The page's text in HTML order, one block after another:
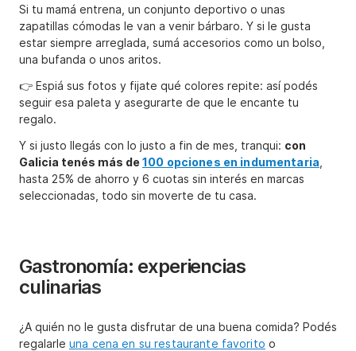
Si tu mamá entrena, un conjunto deportivo o unas
zapatillas cómodas le van a venir bárbaro. Y si le gusta
estar siempre arreglada, sumá accesorios como un bolso,
una bufanda o unos aritos.
👉 Espiá sus fotos y fijate qué colores repite: así podés
seguir esa paleta y asegurarte de que le encante tu
regalo.
Y si justo llegás con lo justo a fin de mes, tranqui: con
Galicia tenés más de 100 opciones en indumentaria
hasta 25% de ahorro y 6 cuotas sin interés en marcas
seleccionadas, todo sin moverte de tu casa.
Gastronomía: experiencias
culinarias
¿A quién no le gusta disfrutar de una buena comida? Podés
regalarle una cena en su restaurante favorito o